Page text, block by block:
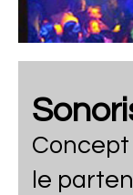
Concept
le